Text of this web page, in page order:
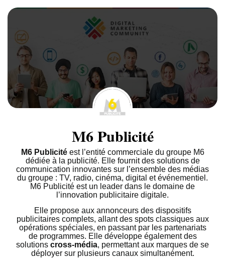
M6 Publicité
M6 Publicitéest l’entité commerciale du groupe M6
dédiée à la publicité. Elle fournit des solutions de
communication innovantes sur l’ensemble des médias
du groupe : TV, radio, cinéma, digital et événementiel.
M6 Publicité est un leader dans le domaine de
l’innovation publicitaire digitale.
Elle propose aux annonceurs des dispositifs
publicitaires complets, allant des spots classiques aux
opérations spéciales, en passant par les partenariats
de programmes. Elle développe également des
solutions cross-média, permettant aux marques de se
déployer sur plusieurs canaux simultanément.